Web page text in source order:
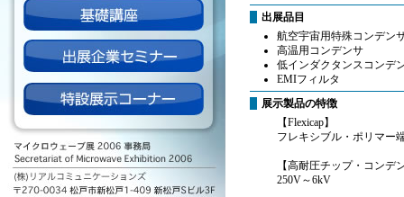
出展品目
航空宇宙用特殊コンデン
高温用コンデンサ
低インダクタンスコンデ
EMIフィルタ
展示製品の特徴
【Flexicap】
フレキシブル・ポリマー
【高耐圧チップ・コンデ
250V～6kV